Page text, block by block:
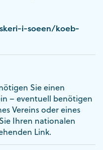
i-soeen/koeb-
Sie einen
– eventuell benötigen
Vereins oder eines
Ihren nationalen
Link.